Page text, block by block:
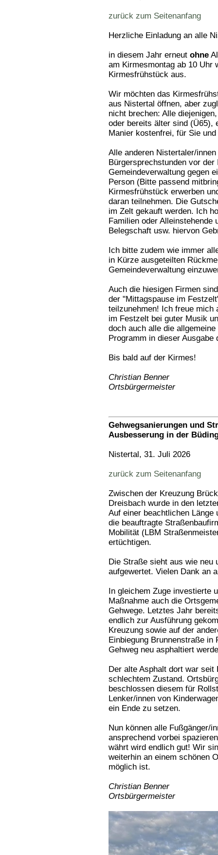
zurück zum Seitenanfang
Herzliche Einladung an alle
in diesem Jahr erneut ohne
am Kirmesmontag ab 10 Uhr
Kirmesfrühstück aus.
Wir möchten das
aus Nistertal öffnen, aber
nicht brechen: Alle
oder bereits älter sind (Ü65),
Manier kostenfrei, für Sie
Alle anderen Nistertaler/
Bürgersprechstunden vor
Gemeindeverwaltung gegen
Person (Bitte passend
Kirmesfrühstück erwerben
daran teilnehmen. Die
im Zelt gekauft werden. Ich
Familien oder
Belegschaft usw. hiervon
Ich bitte zudem wie immer
in Kürze ausgeteilten
Gemeindeverwaltung
Auch die hiesigen Firmen
der "Mittagspause im
teilzunehmen! Ich freue mich
im Festzelt bei guter Musik
doch auch alle die
Programm in dieser
Bis bald auf der Kirmes!
Christian Benner
Ortsbürgermeister
Gehwegsanierungen und
Ausbesserung in der
Nistertal, 31. Juli 2026
zurück zum Seitenanfang
Zwischen der Kreuzung
Dreisbach wurde in den
Auf einer beachtlichen
die beauftragte
Mobilität (LBM
ertüchtigen.
Die Straße sieht aus wie neu
aufgewertet. Vielen Dank an
In gleichem Zuge investierte
Maßnahme auch die
Gehwege. Letztes Jahr
endlich zur Ausführung
Kreuzung sowie auf der
Einbiegung Brunnenstraße in
Gehweg neu asphaltiert
Der alte Asphalt dort war seit
schlechtem Zustand.
beschlossen diesem für
Lenker/innen von
ein Ende zu setzen.
Nun können alle Fußgänger/
ansprechend vorbei
währt wird endlich gut! Wir
weiterhin an einem schönen
möglich ist.
Christian Benner
Ortsbürgermeister